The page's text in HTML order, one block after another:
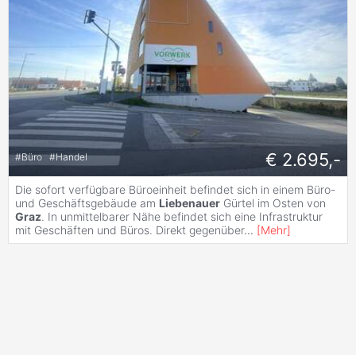
#Büro #Handel € 2.695,-
Die sofort verfügbare Büroeinheit befindet sich in einem Büro-
und Geschäftsgebäude am Liebenauer Gürtel im Osten von
Graz. In unmittelbarer Nähe befindet sich eine Infrastruktur
mit Geschäften und Büros. Direkt gegenüber... [Mehr]